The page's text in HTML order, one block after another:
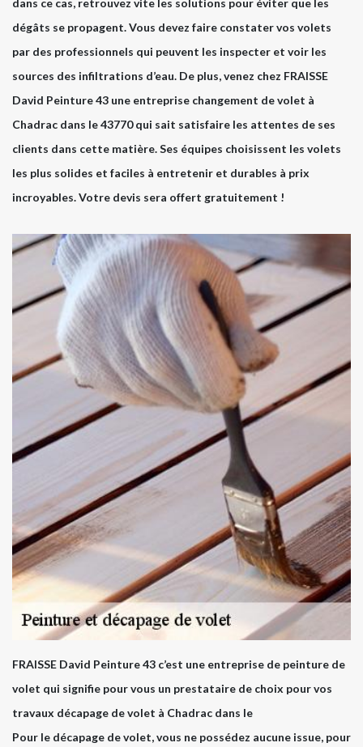
dans ce cas, retrouvez vite les solutions pour éviter que les
dégâts se propagent. Vous devez faire constater vos volets
par des professionnels qui peuvent les inspecter et voir les
sources des infiltrations d’eau. De plus, venez chez FRAISSE
David Peinture 43 une entreprise changement de volet à
Chadrac dans le 43770 qui sait satisfaire les attentes de ses
clients dans cette matière. Ses équipes choisissent les volets
les plus solides et faciles à entretenir et durables à prix
incroyables. Votre devis sera offert gratuitement !
FRAISSE David Peinture 43 c’est une entreprise de peinture de
volet qui signifie pour vous un prestataire de choix pour vos
travaux décapage de volet à Chadrac dans le
Pour le décapage de volet, vous ne possédez aucune issue, pour